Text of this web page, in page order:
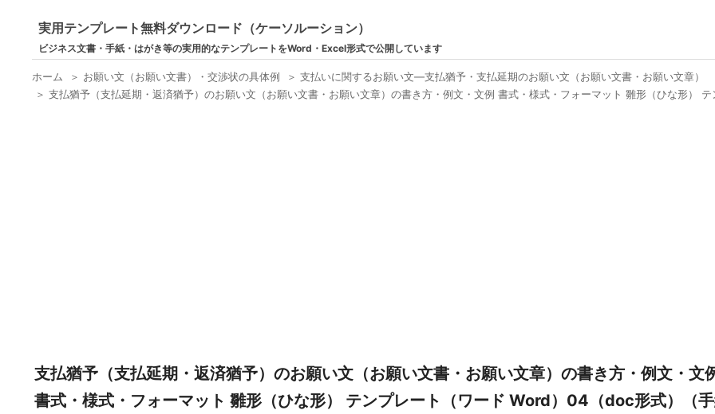
実用テンプレート無料ダウンロード（ケーソルーション）
ビジネス文書・手紙・はがき等の実用的なテンプレートをWord・Excel形式で公開しています
ホーム ＞ お願い文（お願い文書）・交渉状の具体例 ＞支払いに関するお願い文―支払猶予・支払延期のお願い文（お願い文書・お願い文章）
＞支払猶予（支払延期・返済猶予）のお願い文（お願い文書・お願い文章）の書き方・例文・文例 書式・様式・フォーマット 雛形（ひな形）
支払猶予（支払延期・返済猶予）のお願い文（お願い文書・お願い文章）の書き方・例文・文
書式・様式・フォーマット 雛形（ひな形） テンプレート（ワード Word）04（doc形式）（